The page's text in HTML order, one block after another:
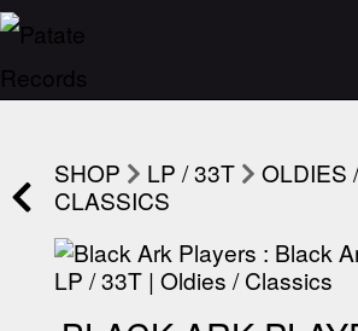
SHOP LP / 33T
OLDIES /
CLASSICS